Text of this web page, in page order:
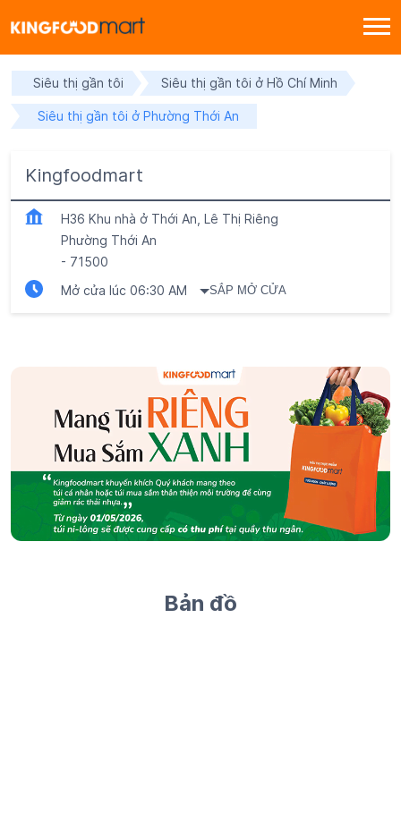
Siêu thị gần tôi Siêu thị gần tôi ở Hồ Chí Minh
Siêu thị gần tôi ở Phường Thới An
Kingfoodmart
H36 Khu nhà ở Thới An, Lê Thị Riêng
Phường Thới An
- 71500
Mở cửa lúc 06:30 AM
SẮP MỞ CỬA
Bản đồ